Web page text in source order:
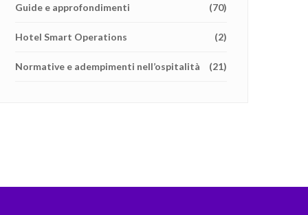
Guide e approfondimenti (70)
Hotel Smart Operations (2)
Normative e adempimenti nell’ospitalità (21)